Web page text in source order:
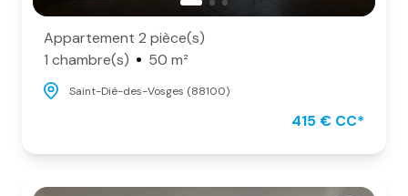
Appartement 2 pièce(s)
1 chambre(s)
50 m²
Saint-Dié-des-Vosges (88100)
415 € CC*